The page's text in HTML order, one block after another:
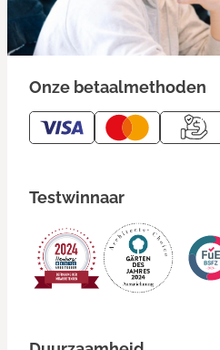
Onze betaalmethoden
Testwinnaar